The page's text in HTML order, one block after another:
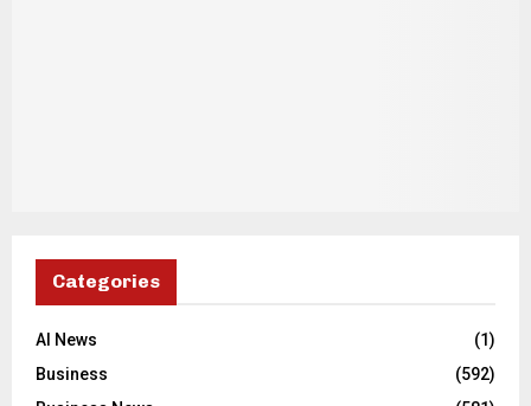
Categories
AI News
(1)
Business
(592)